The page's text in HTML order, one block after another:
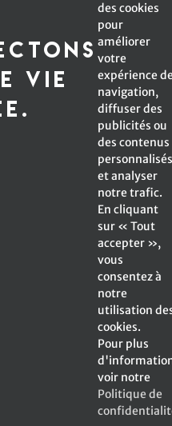
*Champ obligatoire
Inscrivez-moi à
© Copyright -2026
Reserved | A Web
Facebook
X
vie
des cookies
pour
améliorer
votre
expérience de
navigation,
diffuser des
publicités ou
des contenus
personnalisés
et analyser
notre trafic.
En cliquant
sur « Tout
accepter »,
vous
consentez à
notre
utilisation
cookies.
Pour plus
voir notre
Politique de